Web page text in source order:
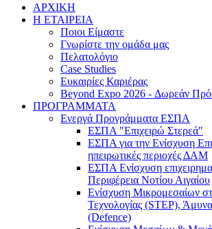
ΑΡΧΙΚΗ
Η ΕΤΑΙΡΕΙΑ
Ποιοι Είμαστε
Γνωρίστε την ομάδα μας
Πελατολόγιο
Case Studies
Ευκαιρίες Καριέρας
Beyond Expo 2026 - Δωρεάν
ΠΡΟΓΡΑΜΜΑΤΑ
Ενεργά Προγράμματα ΕΣΠΑ
ΕΣΠΑ "Επιχειρώ Στερεά"
ΕΣΠΑ για την Ενίσχυση
ηπειρωτικές περιοχές ΔΑΜ
ΕΣΠΑ Ενίσχυση
Περιφέρεια Νοτίου Αιγαίου
Ενίσχυση Μικρομεσαίων
Τεχνολογίας (STEP),
(Defence)